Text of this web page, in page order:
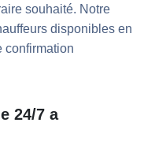
souhaité. Notre
disponibles en
confirmation
24/7 a